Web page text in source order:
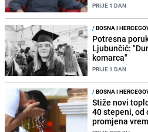
PRIJE 1 DAN
/BOSNA I
Potresna
Ljubunčić:
komarca"
PRIJE 1 DAN
/BOSNA I
Stiže novi
40 stepeni, od
promjena